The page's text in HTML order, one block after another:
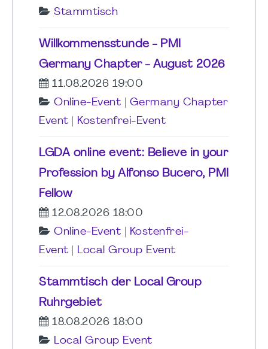
Stammtisch
Willkommensstunde - PMI
Germany Chapter - August 2026
11.08.2026 19:00
Online-Event
Germany Chapter
Event
Kostenfrei-Event
LGDA online event: Believe in your
Profession by Alfonso Bucero, PMI
Fellow
12.08.2026 18:00
Online-Event
Kostenfrei-
Event
Local Group Event
Stammtisch der Local Group
Ruhrgebiet
18.08.2026 18:00
Local Group Event